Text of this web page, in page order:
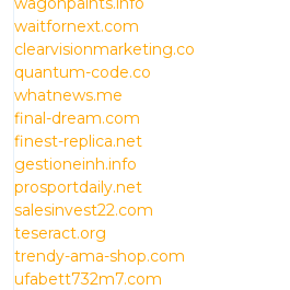
waitfornext.com
clearvisionmarketing.co
quantum-code.co
whatnews.me
final-dream.com
finest-replica.net
gestioneinh.info
prosportdaily.net
salesinvest22.com
teseract.org
trendy-ama-shop.com
ufabett732m7.com